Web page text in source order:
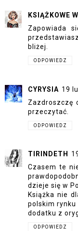
KSIĄŻKOWE
Zapowiada
bliżej.
ODPOWIEDZ
CYRYSIA 19
Zazdroszczę
przeczytać.
ODPOWIEDZ
TIRINDETH
Czasem te
dzieje się w
Książka nie
polskim rynku
dodatku z
ODPOWIEDZ